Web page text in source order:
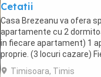
Cetatii
Casa Brezeanu va ofera
apartamente cu 2
in fiecare apartament) 1
proprie. (3 locuri cazare)
complet utilata,baie cu
Timisoara, Timis